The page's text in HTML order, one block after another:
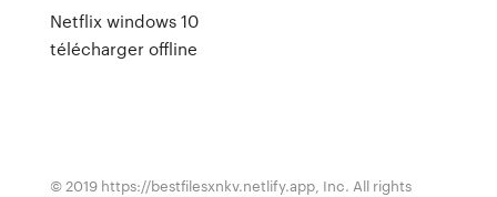
Netflix windows 10
télécharger offline
© 2019 https://bestfilesxnkv.netlify.app, Inc. All rights